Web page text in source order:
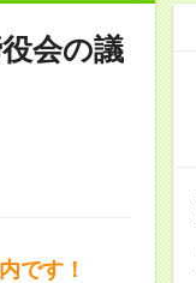
会の議
です！